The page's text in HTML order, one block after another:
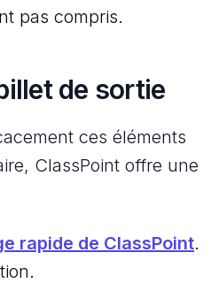
pas compris.
de sortie
ces éléments
ClassPoint offre une
rapide de ClassPoint.